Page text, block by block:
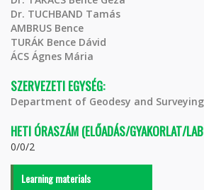
Dr. TUCHBAND Tamás
AMBRUS Bence
TURÁK Bence Dávid
ÁCS Ágnes Mária
SZERVEZETI EGYSÉG:
Department of Geodesy and Surveying
HETI ÓRASZÁM (ELŐADÁS/GYAKORLAT/
0/0/2
Learning materials